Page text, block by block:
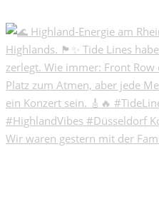
Wir waren gestern mit der